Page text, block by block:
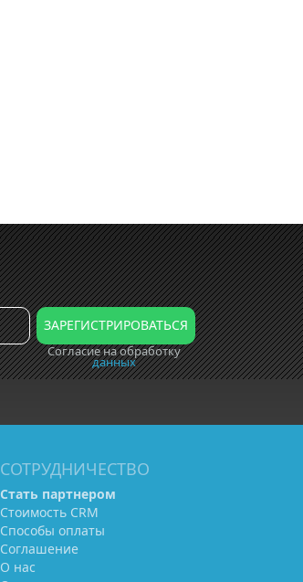
Согласие на обработку
данных
СОТРУДНИЧЕСТВО
Стать партнером
Стоимость CRM
Способы оплаты
Соглашение
О нас